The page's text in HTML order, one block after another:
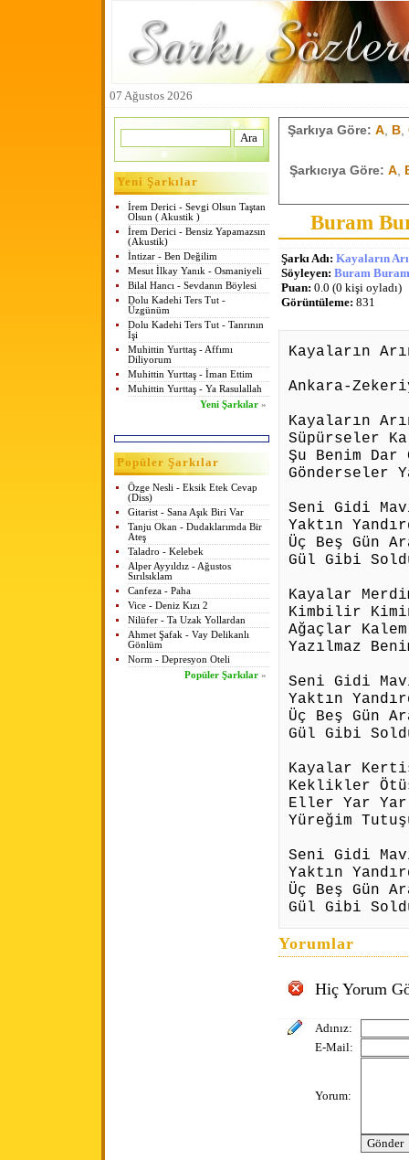
07 Ağustos 2026
Yeni Şarkılar
İrem Derici - Sevgi Olsun Taştan
Olsun ( Akustik )
İrem Derici - Bensiz Yapamazsın
(Akustik)
İntizar - Ben Değilim
Mesut İlkay Yanık - Osmaniyeli
Bilal Hancı - Sevdanın Böylesi
Dolu Kadehi Ters Tut -
Üzgünüm
Dolu Kadehi Ters Tut - Tanrının
İşi
Muhittin Yurttaş - Affımı
Diliyorum
Muhittin Yurttaş - İman Ettim
Muhittin Yurttaş - Ya Rasulallah
Yeni Şarkılar »
Popüler Şarkılar
Özge Nesli - Eksik Etek Cevap
(Diss)
Gitarist - Sana Aşık Biri Var
Tanju Okan - Dudaklarımda Bir
Ateş
Taladro - Kelebek
Alper Ayyıldız - Ağustos
Sırılsıklam
Canfeza - Paha
Vice - Deniz Kızı 2
Nilüfer - Ta Uzak Yollardan
Ahmet Şafak - Vay Delikanlı
Gönlüm
Norm - Depresyon Oteli
Popüler Şarkılar »
Şarkıya Göre: A, B,
Şarkıcıya Göre: A,
Buram
Şarkı Adı: Kayaların
Söyleyen: Buram
Puan: 0.0 (0 kişi oyladı)
Görüntüleme: 831
Kayaların
Ankara-
Kayaların
Süpürseler
Şu Benim Dar
Gönderseler
Seni Gidi
Yaktın
Üç Beş Gün
Gül Gibi
Kayalar
Kimbilir
Ağaçlar
Yazılmaz
Seni Gidi
Yaktın
Üç Beş Gün
Gül Gibi
Kayalar
Keklikler
Eller Yar Yar
Yüreğim
Seni Gidi
Yaktın
Üç Beş Gün
Gül Gibi
Yorumlar
Hiç Yorum
Adınız:
E-Mail:
Yorum: